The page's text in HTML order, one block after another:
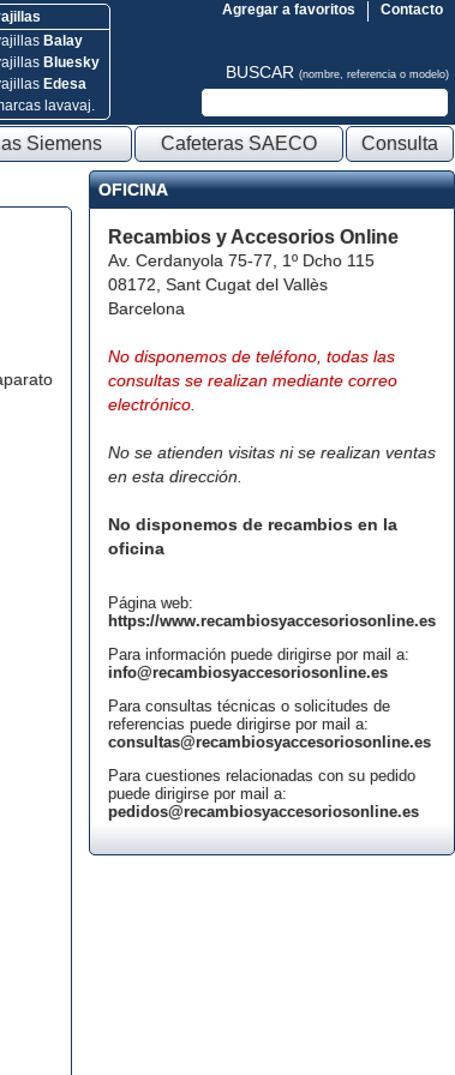
Balay
Bluesky
Edesa
lavavaj.
Contacto
Agregar a favoritos
BUSCAR (nombre, referencia o modelo)
Siemens Cafeteras SAECO Consulta
OFICINA
Recambios y Accesorios Online
Av. Cerdanyola 75-77, 1º Dcho 115
08172, Sant Cugat del Vallès
Barcelona
No disponemos de teléfono, todas las
consultas se realizan mediante correo
electrónico.
No se atienden visitas ni se realizan ventas
en esta dirección.
No disponemos de recambios en la
oficina
Página web:
https://www.recambiosyaccesoriosonline.es
Para información puede dirigirse por mail a:
info@recambiosyaccesoriosonline.es
Para consultas técnicas o solicitudes de
referencias puede dirigirse por mail a:
consultas@recambiosyaccesoriosonline.es
Para cuestiones relacionadas con su pedido
puede dirigirse por mail a:
pedidos@recambiosyaccesoriosonline.es